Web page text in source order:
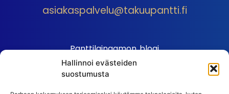
Hallinnoi evästeiden
suostumusta
asiakaspalvelu@takuupantti.fi
Panttilainaamon blogi
Palveluhinnasto
Sopimusehdot